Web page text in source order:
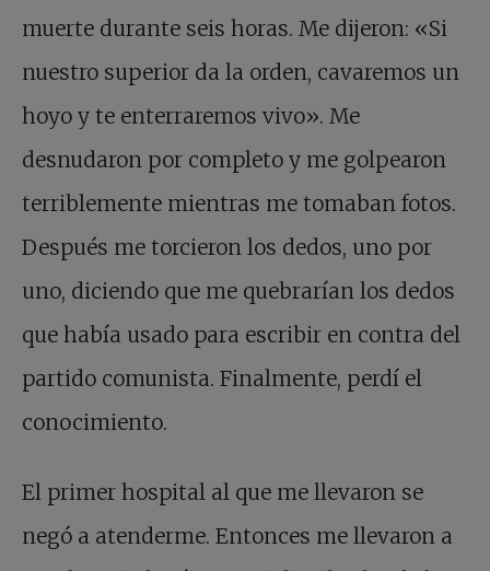
muerte durante seis horas. Me dijeron: «Si
nuestro superior da la orden, cavaremos un
hoyo y te enterraremos vivo». Me
desnudaron por completo y me golpearon
terriblemente mientras me tomaban fotos.
Después me torcieron los dedos, uno por
uno, diciendo que me quebrarían los dedos
que había usado para escribir en contra del
partido comunista. Finalmente, perdí el
conocimiento.
El primer hospital al que me llevaron se
negó a atenderme. Entonces me llevaron a